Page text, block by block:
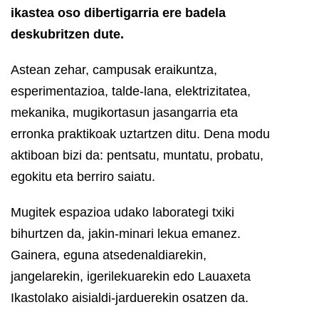
ikastea oso dibertigarria ere badela
deskubritzen dute.
Astean zehar, campusak eraikuntza,
esperimentazioa, talde-lana, elektrizitatea,
mekanika, mugikortasun jasangarria eta
erronka praktikoak uztartzen ditu. Dena modu
aktiboan bizi da: pentsatu, muntatu, probatu,
egokitu eta berriro saiatu.
Mugitek espazioa udako laborategi txiki
bihurtzen da, jakin-minari lekua emanez.
Gainera, eguna atsedenaldiarekin,
jangelarekin, igerilekuarekin edo Lauaxeta
Ikastolako aisialdi-jarduerekin osatzen da.